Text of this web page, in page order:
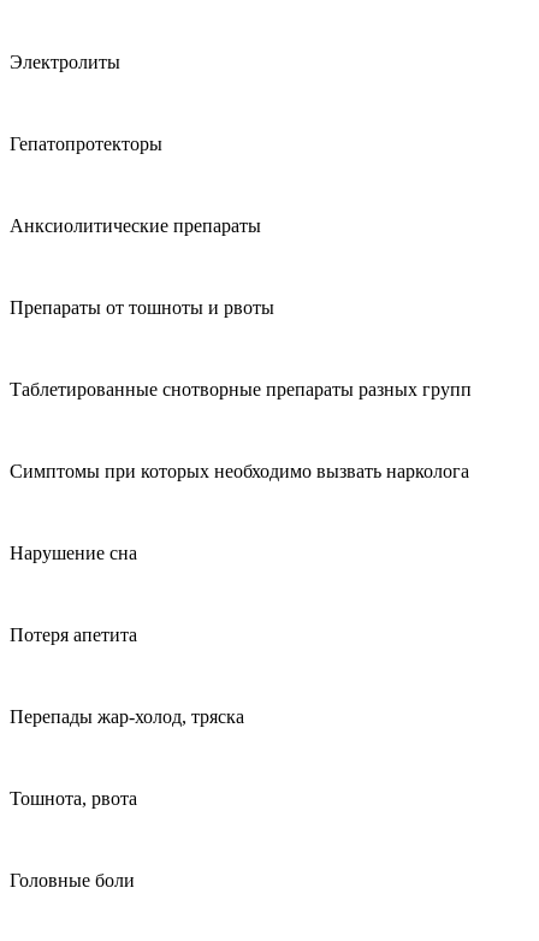
Электролиты
Гепатопротекторы
Анксиолитические препараты
Препараты от тошноты и рвоты
Таблетированные снотворные препараты разных групп
Симптомы при которых необходимо вызвать нарколога
Нарушение сна
Потеря апетита
Перепады жар-холод, тряска
Тошнота, рвота
Головные боли